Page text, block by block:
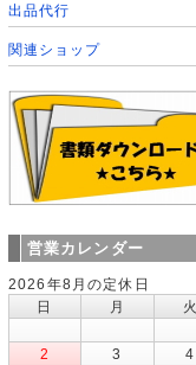
出品代行
関連ショップ
営業カレンダー
2026年8月の定休日
日
月 火
2
3 4